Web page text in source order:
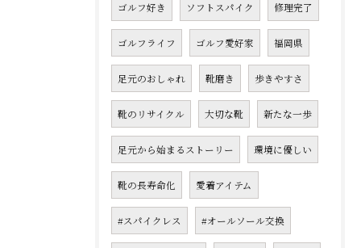
ゴルフ好き ソフトスパイク 修理完了
ゴルフライフ ゴルフ愛好家 福岡県
足元のおしゃれ 靴磨き 歩きやすさ
靴のリサイクル 大切な靴 新たな一歩
足元から始まるストーリー 環境に優しい
靴の長寿命化 愛着アイテム
#スパイクレス #オールソール交換